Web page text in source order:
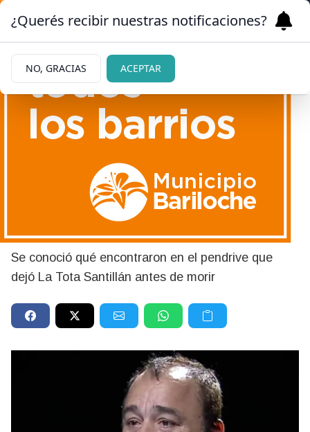
Qué encontraron en el
pendrive que dejó La Tota
Santillán antes de morir
Se conoció qué encontraron en el pendrive que
dejó La Tota Santillán antes de morir
¿Querés recibir nuestras notificaciones?
NO, GRACIAS ACEPTAR